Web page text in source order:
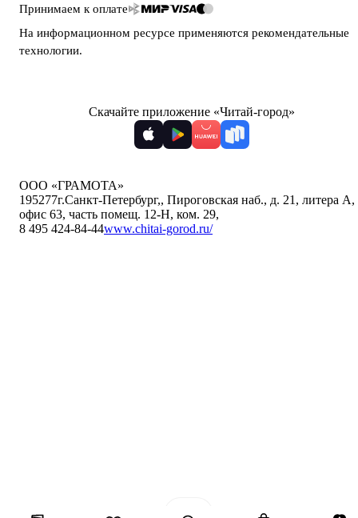
Принимаем к оплате
На информационном ресурсе применяются рекомендательные
технологии.
Скачайте приложение «Читай-город»
ООО «ГРАМОТА»
195277г.Санкт-Петербург,, Пироговская наб., д. 21, литера А,
офис 63, часть помещ. 12-Н, ком. 29,
8 495 424-84-44www.chitai-gorod.ru/